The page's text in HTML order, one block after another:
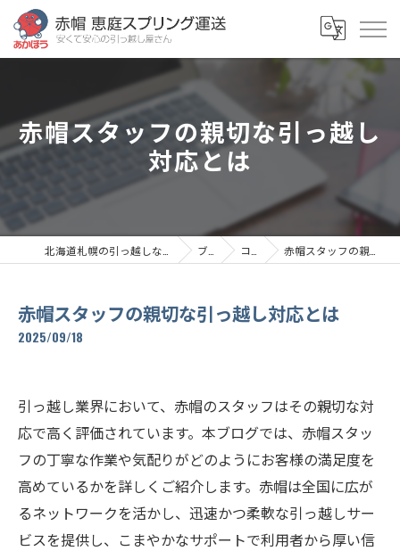
赤帽スタッフの親切な引っ越し
対応とは
ブログ コラム 赤帽スタッフの親切な引っ越し対応とは
赤帽スタッフの親切な引っ越し対応とは
2025/09/18
引っ越し業界において、赤帽のスタッフはその親切な対
応で高く評価されています。本ブログでは、赤帽スタッ
フの丁寧な作業や気配りがどのようにお客様の満足度を
高めているかを詳しくご紹介します。赤帽は全国に広が
るネットワークを活かし、迅速かつ柔軟な引っ越しサー
ビスを提供し、こまやかなサポートで利用者から厚い信